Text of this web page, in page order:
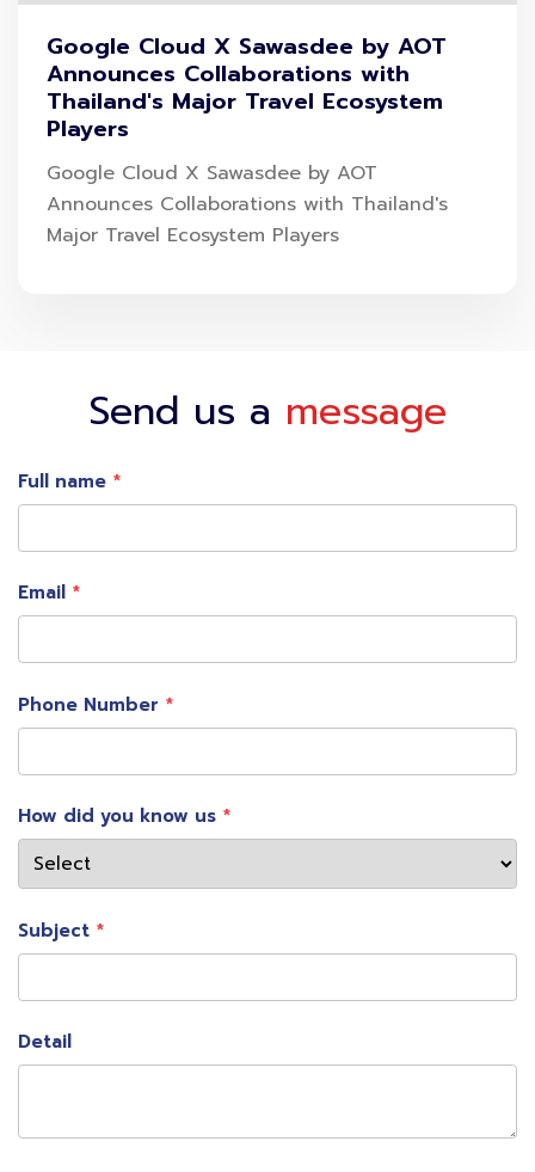
ป้องกันโควิด-19SARS-CoV-2 Spike Protein
Antibodies Testing ด้วยการเจาะเลือด เพื่อหาการตอบ
สนองของร่างกายต่อการฉีดวัคซีน โดยการสร้าง Anti-Spike
Protein
ราคา 1,500 บาท
Sinovac/Sinopharm สามารถตรวจได้หลังฉีดวัคซีนครบ 2
เข็มแล้ว 4-6 สัปดาห์
โรงพยาบาลลาดพร้าว
รวดเร็ว (IgM/IgG) Rapid Test : ราคา 650 บาท (ราคานี้
* แต่ไม่รวมค่าแพทย์*
โรงพยาบาลวิภาวดี
ตรวจหาภูมิคุ้มกัน Anti-S (RBD) IgG หลังจากได้รับเชื้อ หรือ
ฉีดวัคซีน SARS-CoV2 antibody testing (spike) – มี
ความจำเพาะมากขึ้นกว่าเดิม โดยตรวจด้วยการเจาะเลือด –
เป็นการตรวจหาภูมิคุ้มกันเชิงปริมาณ – สามารถดูระดับของ
แอนติบอดี หลังจากได้รับเชื้อ หรือฉีด
Google Cloud X Sawasdee by AOT
Announces Collaborations with
Thailand's Major Travel Ecosystem
Players
Google Cloud X Sawasdee by AOT
Announces Collaborations with Thailand's
Major Travel Ecosystem Players
Send us a message
Full name
Email
Phone Number
How did you know us
Subject
Detail